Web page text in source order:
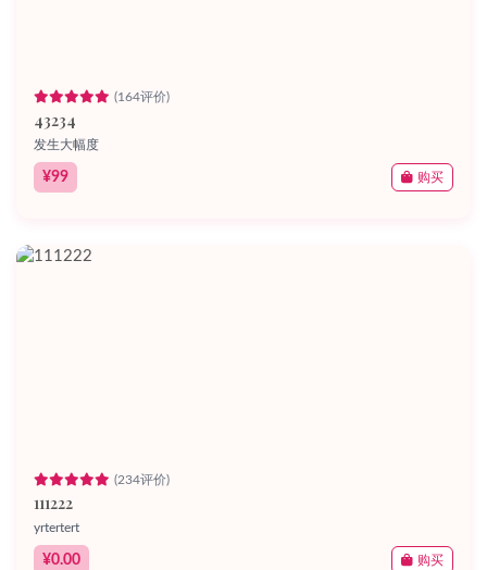
(164评价)
43234
发生大幅度
¥99 购买
(234评价)
111222
yrtertert
¥0.00 购买